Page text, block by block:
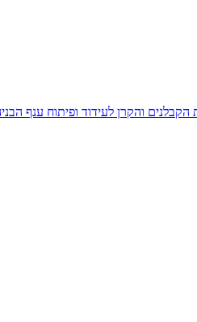
והקרן לעידוד ופיתוח ענף